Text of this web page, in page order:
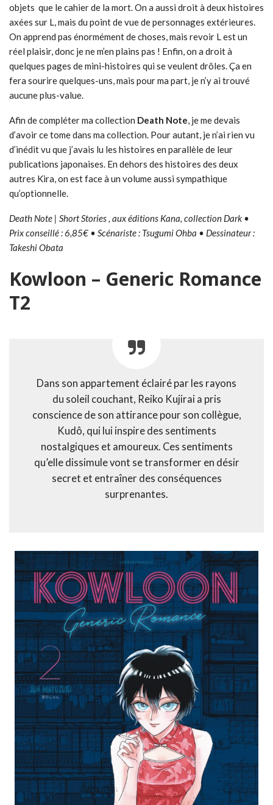
objets que le cahier de la mort. On a aussi droit à deux histoires
axées sur L, mais du point de vue de personnages extérieures.
On apprend pas énormément de choses, mais revoir L est un
réel plaisir, donc je ne m’en plains pas ! Enfin, on a droit à
quelques pages de mini-histoires qui se veulent drôles. Ça en
fera sourire quelques-uns, mais pour ma part, je n’y ai trouvé
aucune plus-value.
Afin de compléter ma collection Death Note, je me devais
d’avoir ce tome dans ma collection. Pour autant, je n’ai rien vu
d’inédit vu que j’avais lu les histoires en parallèle de leur
publications japonaises. En dehors des histoires des deux
autres Kira, on est face à un volume aussi sympathique
qu’optionnelle.
Death Note | Short Stories , aux éditions Kana, collection Dark •
Prix conseillé : 6,85€ • Scénariste : Tsugumi Ohba • Dessinateur :
Takeshi Obata
Kowloon – Generic Romance
T2
Dans son appartement éclairé par les rayons
du soleil couchant, Reiko Kujirai a pris
conscience de son attirance pour son collègue,
Kudô, qui lui inspire des sentiments
nostalgiques et amoureux. Ces sentiments
qu’elle dissimule vont se transformer en désir
secret et entraîner des conséquences
surprenantes.